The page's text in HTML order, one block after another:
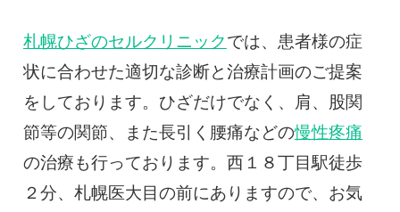
札幌ひざのセルクリニックでは、患者様の症
状に合わせた適切な診断と治療計画のご提案
をしております。ひざだけでなく、肩、股関
節等の関節、また長引く腰痛などの慢性疼痛
の治療も行っております。西１８丁目駅徒歩
２分、札幌医大目の前にありますので、お気